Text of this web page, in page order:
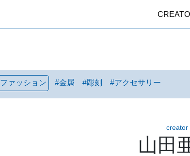
ファッション #金属 #彫刻 #アクセサリー
creator
山田